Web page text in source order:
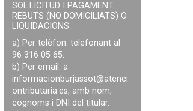
SOL·LICITUD I PAGAMENT
REBUTS (NO DOMICILIATS) O
LIQUIDACIONS
a) Per telèfon: telefonant al
96 316 05 65.
b) Per email: a
informacionburjassot@atenci
ontributaria.es, amb nom,
cognoms i DNI del titular.